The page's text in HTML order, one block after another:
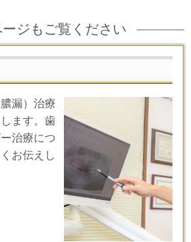
ージもご覧ください
漏）治療
ます。歯
治療につ
お伝えし